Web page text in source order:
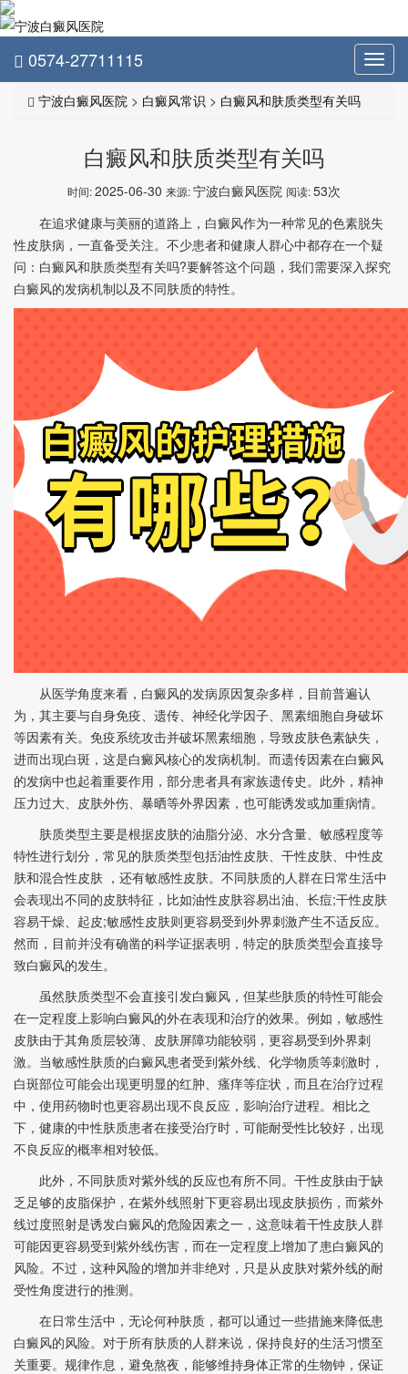
0574-27711115
宁波白癜风医院 > 白癜风常识 > 白癜风和肤质类型有关吗
白癜风和肤质类型有关吗
时间:2025-06-30 来源:宁波白癜风医院 阅读:53次
在追求健康与美丽的道路上，白癜风作为一种常见的色素脱失
性皮肤病，一直备受关注。不少患者和健康人群心中都存在一个疑
问：白癜风和肤质类型有关吗?要解答这个问题，我们需要深入探究
白癜风的发病机制以及不同肤质的特性。​
从医学角度来看，白癜风的发病原因复杂多样，目前普遍认
为，其主要与自身免疫、遗传、神经化学因子、黑素细胞自身破坏
等因素有关。免疫系统攻击并破坏黑素细胞，导致皮肤色素缺失，
进而出现白斑，这是白癜风核心的发病机制。而遗传因素在白癜风
的发病中也起着重要作用，部分患者具有家族遗传史。此外，精神
压力过大、皮肤外伤、暴晒等外界因素，也可能诱发或加重病情。​
肤质类型主要是根据皮肤的油脂分泌、水分含量、敏感程度等
特性进行划分，常见的肤质类型包括油性皮肤、干性皮肤、中性皮
肤和混合性皮肤 ，还有敏感性皮肤。不同肤质的人群在日常生活中
会表现出不同的皮肤特征，比如油性皮肤容易出油、长痘;干性皮肤
容易干燥、起皮;敏感性皮肤则更容易受到外界刺激产生不适反应。
然而，目前并没有确凿的科学证据表明，特定的肤质类型会直接导
致白癜风的发生。​
虽然肤质类型不会直接引发白癜风，但某些肤质的特性可能会
在一定程度上影响白癜风的外在表现和治疗的效果。例如，敏感性
皮肤由于其角质层较薄、皮肤屏障功能较弱，更容易受到外界刺
激。当敏感性肤质的白癜风患者受到紫外线、化学物质等刺激时，
白斑部位可能会出现更明显的红肿、瘙痒等症状，而且在治疗过程
中，使用药物时也更容易出现不良反应，影响治疗进程。相比之
下，健康的中性肤质患者在接受治疗时，可能耐受性比较好，出现
不良反应的概率相对较低。​
此外，不同肤质对紫外线的反应也有所不同。干性皮肤由于缺
乏足够的皮脂保护，在紫外线照射下更容易出现皮肤损伤，而紫外
线过度照射是诱发白癜风的危险因素之一，这意味着干性皮肤人群
可能因更容易受到紫外线伤害，而在一定程度上增加了患白癜风的
风险。不过，这种风险的增加并非绝对，只是从皮肤对紫外线的耐
受性角度进行的推测。​
在日常生活中，无论何种肤质，都可以通过一些措施来降低患
白癜风的风险。对于所有肤质的人群来说，保持良好的生活习惯至
关重要。规律作息，避免熬夜，能够维持身体正常的生物钟，保证